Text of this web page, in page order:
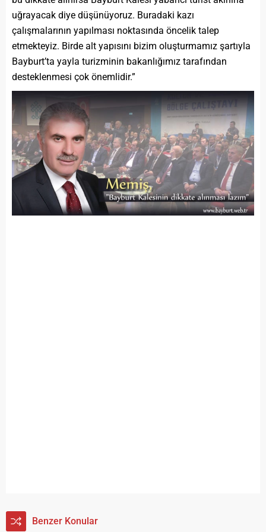
uğrayacak diye düşünüyoruz. Buradaki kazı
çalışmalarının yapılması noktasında öncelik talep
etmekteyiz. Birde alt yapısını bizim oluşturmamız şartıyla
Bayburt’ta yayla turizminin bakanlığımız tarafından
desteklenmesi çok önemlidir.”
Benzer Konular